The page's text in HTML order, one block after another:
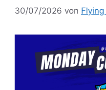
30/07/2026 von